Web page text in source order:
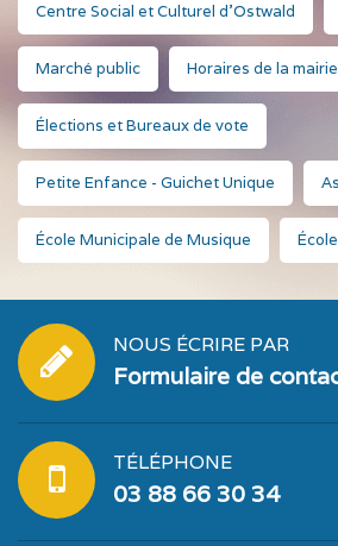
Centre Social et Culturel d'Ostwald
Marché public Horaires de la mairie
Élections et Bureaux de vote
Petite Enfance - Guichet Unique
École Municipale de Musique
NOUS ÉCRIRE PAR
Formulaire de
TÉLÉPHONE
03 88 66 30 34